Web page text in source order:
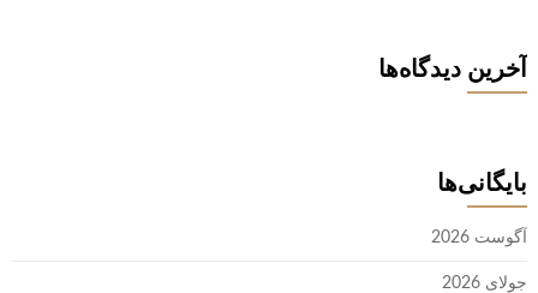
آخرین دیدگاه‌ها
بایگانی‌ها
آگوست 2026
جولای 2026